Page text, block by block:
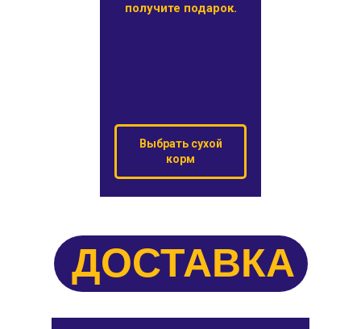
получите подарок.
Выбрать сухой
корм
ДОСТАВКА